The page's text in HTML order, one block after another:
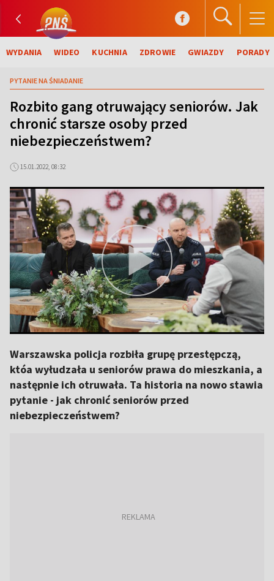
WYDANIA WIDEO KUCHNIA ZDROWIE GWIAZDY PORADY
PYTANIE NA ŚNIADANIE
Rozbito gang otruwający seniorów. Jak
chronić starsze osoby przed
niebezpieczeństwem?
15.01.2022, 08:32
Warszawska policja rozbiła grupę przestępczą,
któa wyłudzała u seniorów prawa do mieszkania, a
następnie ich otruwała. Ta historia na nowo stawia
pytanie - jak chronić seniorów przed
niebezpieczeństwem?